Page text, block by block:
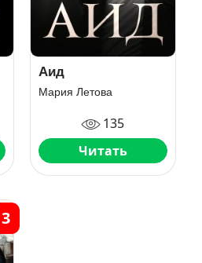
Аид
Мария Летова
135
Читать
3